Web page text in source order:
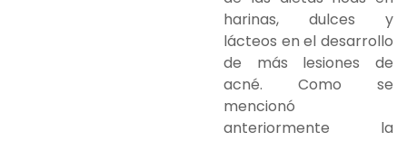
harinas, dulces y
lácteos en el desarrollo
de más lesiones de
acné. Como se
mencionó
anteriormente la